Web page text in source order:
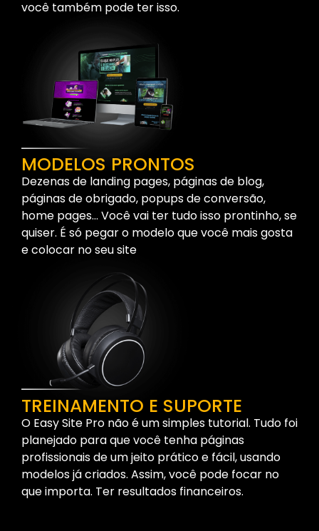
você também pode ter isso.
MODELOS PRONTOS
Dezenas de landing pages, páginas de blog,
páginas de obrigado, popups de conversão,
home pages… Você vai ter tudo isso prontinho, se
quiser. É só pegar o modelo que você mais gosta
e colocar no seu site
TREINAMENTO E SUPORTE
O Easy Site Pro não é um simples tutorial. Tudo foi
planejado para que você tenha páginas
profissionais de um jeito prático e fácil, usando
modelos já criados. Assim, você pode focar no
que importa. Ter resultados financeiros.